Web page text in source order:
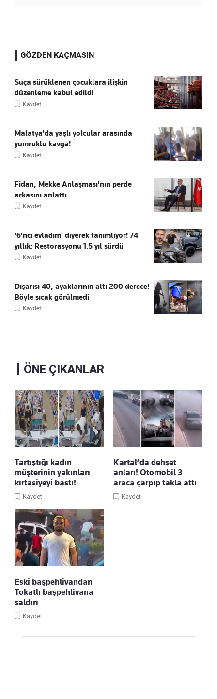
GÖZDEN KAÇMASIN
Suça sürüklenen çocuklara ilişkin
düzenleme kabul edildi
Kaydet
Malatya'da yaşlı yolcular arasında
yumruklu kavga!
Kaydet
Fidan, Mekke Anlaşması'nın perde
arkasını anlattı
Kaydet
'6'ncı evladım' diyerek tanımlıyor! 74
yıllık: Restorasyonu 1.5 yıl sürdü
Kaydet
Dışarısı 40, ayaklarının altı 200 derece!
Böyle sıcak görülmedi
Kaydet
ÖNE ÇIKANLAR
Tartıştığı kadın
müşterinin yakınları
kırtasiyeyi bastı!
Kaydet
Kartal’da dehşet
anları! Otomobil 3
araca çarpıp takla attı
Kaydet
Eski başpehlivandan
Tokatlı başpehlivana
saldırı
Kaydet